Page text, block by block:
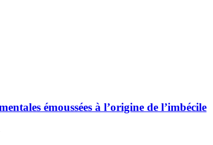
émoussées à l’origine de l’imbécile